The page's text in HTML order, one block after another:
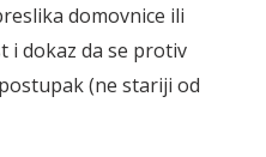
domovnice ili
i dokaz da se protiv
(ne stariji od